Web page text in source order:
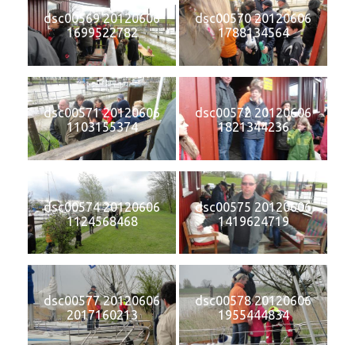
dsc00569 20120606
1699522782
dsc00570 20120606
1788134564
dsc00571 20120606
1103155374
dsc00572 20120606
1821344236
dsc00574 20120606
1124568468
dsc00575 20120606
1419624719
dsc00577 20120606
2017160213
dsc00578 20120606
1955444834